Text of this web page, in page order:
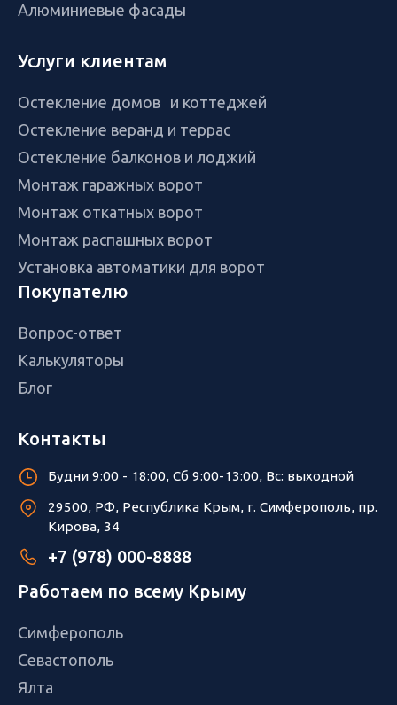
Алюминиевые фасады
Услуги клиентам
Остекление домов и коттеджей
Остекление веранд и террас
Остекление балконов и лоджий
Монтаж гаражных ворот
Монтаж откатных ворот
Монтаж распашных ворот
Установка автоматики для ворот
Покупателю
Вопрос-ответ
Калькуляторы
Блог
Контакты
Будни 9:00 - 18:00, Сб 9:00-13:00, Вс: выходной
29500, РФ, Республика Крым, г. Симферополь, пр.
Кирова, 34
+7 (978) 000-8888
Работаем по всему Крыму
Симферополь
Севастополь
Ялта